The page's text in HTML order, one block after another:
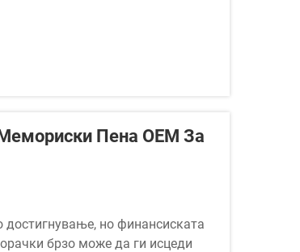
Пена OEM За
но финансиската
брзо може да ги исцеди